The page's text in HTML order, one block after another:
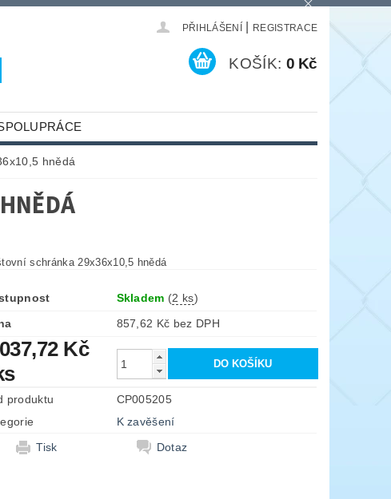
PŘIHLÁŠENÍ REGISTRACE
KOŠÍK: 0 Kč
hnědá
schránka 29x36x10,5 hnědá
Skladem (2 ks)
857,62 Kč bez DPH
Kč
produktu
CP005205
K zavěšení
Tisk
Dotaz